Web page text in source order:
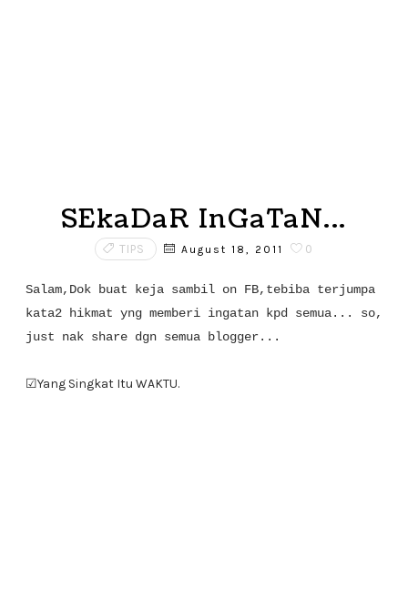
SEkaDaR InGaTaN...
TIPS August 18, 2011 0
Salam, Dok buat keja sambil on FB,tebiba terjumpa
kata2 hikmat yng memberi ingatan kpd semua... so,
just nak share dgn semua blogger...
☑Yang Singkat Itu WAKTU.